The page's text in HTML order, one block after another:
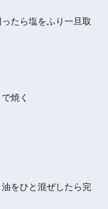
たら塩をふり一旦取
焼く
をひと混ぜしたら完